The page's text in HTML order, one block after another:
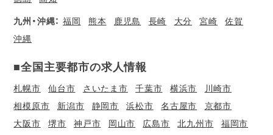
九州・沖縄： 福岡 熊本 鹿児島 長崎 大分 宮崎
佐賀
沖縄
■全国主要都市の求人情報
札幌市 仙台市 さいたま市 千葉市 横浜市
川崎市
相模原市
新潟市 静岡市 浜松市 名古屋市
京都市
大阪市
堺市 神戸市 岡山市 広島市 北九州市
福岡市